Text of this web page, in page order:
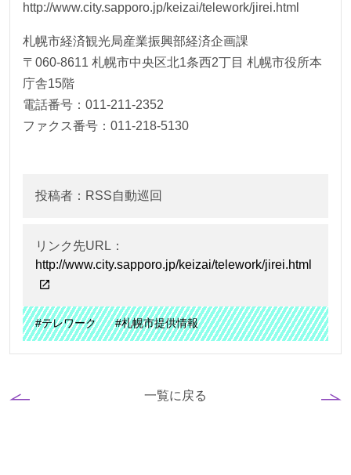
http://www.city.sapporo.jp/keizai/telework/jirei.html
札幌市経済観光局産業振興部経済企画課
〒060-8611 札幌市中央区北1条西2丁目 札幌市役所本
庁舎15階
電話番号：011-211-2352
ファクス番号：011-218-5130
投稿者：RSS自動巡回
リンク先URL：
http://www.city.sapporo.jp/keizai/telework/jirei.html
#テレワーク #札幌市提供情報
一覧に戻る